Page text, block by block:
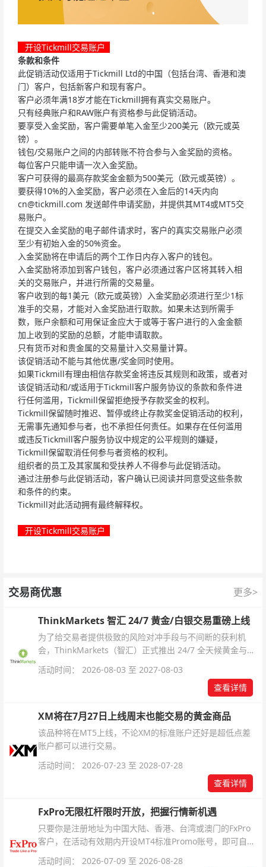
开设Tickmill交易账户
条款和条件
此促销活动仅适用于Tickmill Ltd的中国（包括台湾、香港和澳
门）客户，包括新客户和现有客户。
客户必须年满18岁才能在Tickmill拥有真实交易账户。
只有经典账户和RAW账户有资格参与此促销活动。
要享受入金奖励，客户需要单笔入金至少200美元（欧元或英
镑）。
钱包/交易账户之间的内部转账不符合参与入金奖励的资格。
每位客户只能申请一次入金奖励。
客户可获得的最高存款奖金金额为500美元（欧元或英镑）。
要获得10%的入金奖励，客户必须在入金后的14天内向
cn@tickmill.com 发送邮件申请奖励，并提供其MT4或MT5交
易账户。
在提交入金奖励的电子邮件请求时，客户的真实交易账户必须
至少有初始入金的50%资金。
入金奖励将在申请后的两个工作日内存入客户的钱包。
入金奖励将添加到客户钱包，客户必须通过客户区将其转入相
关的交易账户，并进行所需的交易量。
客户收到的每1美元（欧元或英镑）入金奖励必须进行至少1标
准手的交易，才能对入金奖励进行取款。如果未达到所需手
数，账户余额和可用保证金应大于或等于客户进行的入金金额
加上收到的奖励的总额，才能申请取款。
只有货币对和贵金属的交易量计入交易量计算。
该促销活动不能与其他优惠/奖金同时使用。
如果Tickmill有理由相信存款奖金将违反其规则和政策，或者对
该促销活动和/或适用于Tickmill客户服务协议的条款和条件进
行任何滥用，Tickmill保留拒绝授予存款奖金的权利。
Tickmill保留随时推迟、暂停或终止存款奖金促销活动的权利，
无需事先通知参与者，也不承担任何责任。如果存在任何滥用
或违反Tickmill客户服务协议中规定的公平规则的嫌疑，
Tickmill保留取消任何参与者资格的权利。
组织者的员工及其家属和受扶养人不得参与此促销活动。
通过注册参与此促销活动，客户确认已阅读并同意受这些条款
和条件的约束。
Tickmill对此活动拥有最终解释权。
开设Tickmill交易账户
交易商优惠 更多>
ThinkMarkets 智汇 24/7 黄金/白银交易重磅上线
为了给交易者提供极致的风险对冲手段与不间断的获利机
会，ThinkMarkets（智汇）正式推出 24/7 全天候黄金与白
杆配置、支持软件及交易细则。
活动时间： 2026-08-03 至 2027-08-03
查看详情
XM将在7月27日上线周末也能交易的黄金商品
该品种将在MT5上线，不论XM的标准账户还好是超低点差
账户都可以进行交易。
活动时间： 2026-07-23 至 2028-07-28
查看详情
FxPro无限杠杆限时开放，把握行情新机遇
只要你是注册地址为中国大陆、香港、台湾或澳门的FxPro
客户，在活动有效期内开设MT4标准Promo账号，即可自动
活动时间： 2026-07-09 至 2026-08-28